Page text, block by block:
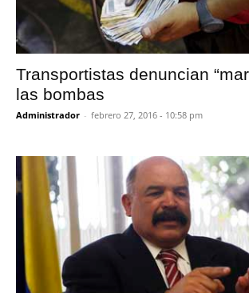
Transportistas denuncian
las bombas
Administrador - febrero 27, 2016 - 10:58 pm